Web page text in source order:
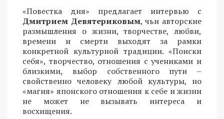
«Повестка дня» предлагает интервью с
Дмитрием Девятериковым, чьи авторские
размышления о жизни, творчестве, любви,
времени и смерти выходят за рамки
конкретной культурной традиции. «Поиски
себя», творчество, отношения с учениками и
близкими, выбор собственного пути –
свойственно человеку любой культуры, но
«магия» японского отношения к себе и жизни
не может не вызывать интереса и
восхищения.